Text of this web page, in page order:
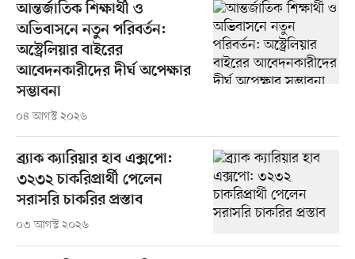
আন্তর্জাতিক শিক্ষার্থী ও
অভিবাসনে নতুন পরিবর্তন:
অস্ট্রেলিয়ার বাইরের
আবেদনকারীদের দীর্ঘ অপেক্ষার
সম্ভাবনা
০৪ আগস্ট ২০২৬
ব্র্যাক ক্যারিয়ার হাব এক্সপো:
৩২৩২ চাকরিপ্রার্থী পেলেন
সরাসরি চাকরির প্রস্তাব
০৩ আগস্ট ২০২৬